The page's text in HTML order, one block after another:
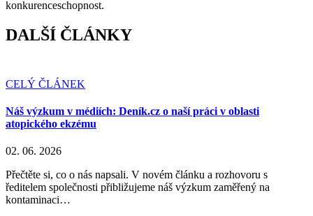
konkurenceschopnost.
DALŠÍ ČLÁNKY
CELÝ ČLÁNEK
Náš výzkum v médiích: Deník.cz o naší práci v oblasti
atopického ekzému
02. 06. 2026
Přečtěte si, co o nás napsali. V novém článku a rozhovoru s
ředitelem společnosti přibližujeme náš výzkum zaměřený na
kontaminaci…